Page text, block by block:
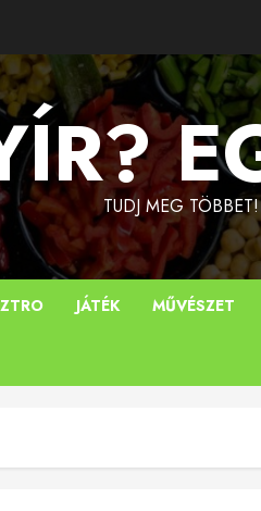
TUDJ MEG TÖBBET!
JÁTÉK MŰVÉSZET